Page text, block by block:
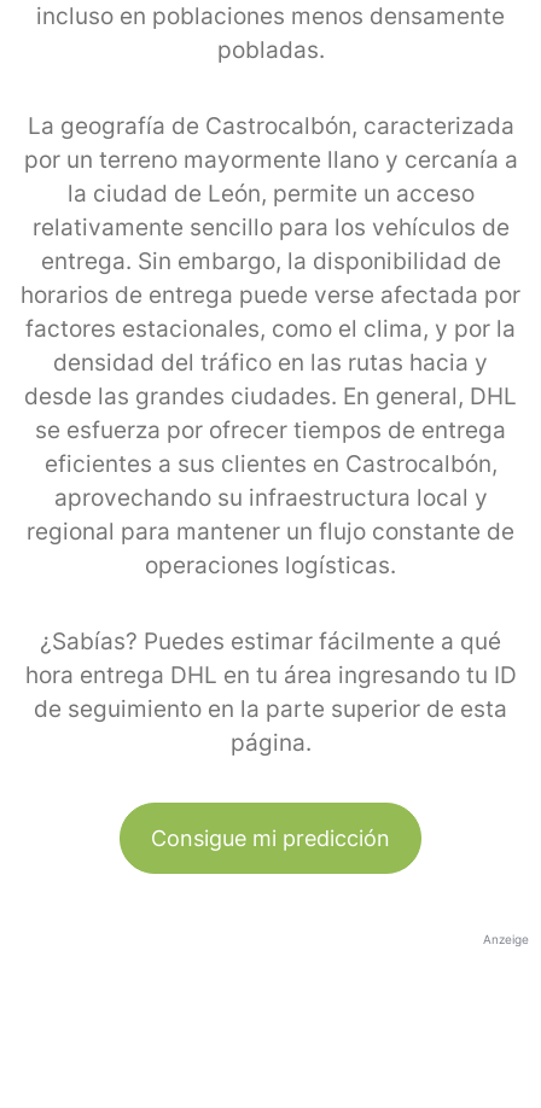
incluso en poblaciones menos densamente
pobladas.
La geografía de Castrocalbón, caracterizada
por un terreno mayormente llano y cercanía a
la ciudad de León, permite un acceso
relativamente sencillo para los vehículos de
entrega. Sin embargo, la disponibilidad de
horarios de entrega puede verse afectada por
factores estacionales, como el clima, y por la
densidad del tráfico en las rutas hacia y
desde las grandes ciudades. En general, DHL
se esfuerza por ofrecer tiempos de entrega
eficientes a sus clientes en Castrocalbón,
aprovechando su infraestructura local y
regional para mantener un flujo constante de
operaciones logísticas.
¿Sabías? Puedes estimar fácilmente a qué
hora entrega DHL en tu área ingresando tu ID
de seguimiento en la parte superior de esta
página.
Consigue mi predicción
Anzeige